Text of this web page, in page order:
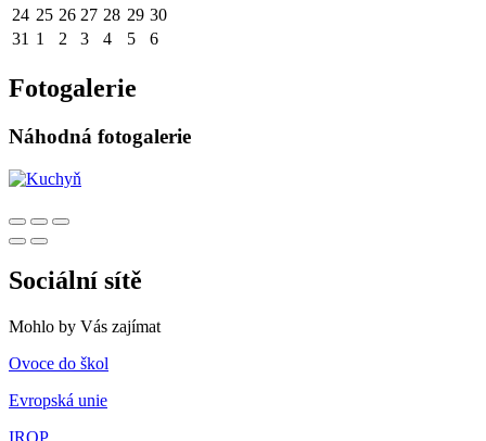
24 25 26 27 28 29 30
31 1 2 3 4 5 6
Fotogalerie
Náhodná fotogalerie
Sociální sítě
Mohlo by Vás zajímat
Ovoce do škol
Evropská unie